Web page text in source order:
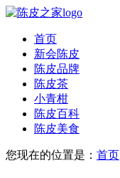
首页
新会陈皮
陈皮品牌
陈皮茶
小青柑
陈皮百科
陈皮美食
您现在的位置是： 首页